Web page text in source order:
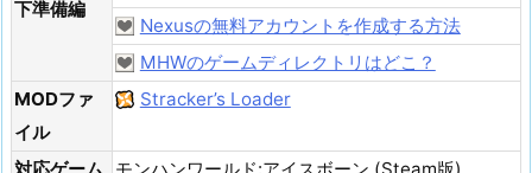
下準備編
Nexusの無料アカウントを作成する方法
MHWのゲームディレクトリはどこ？
MODファ
イル
Stracker’s Loader